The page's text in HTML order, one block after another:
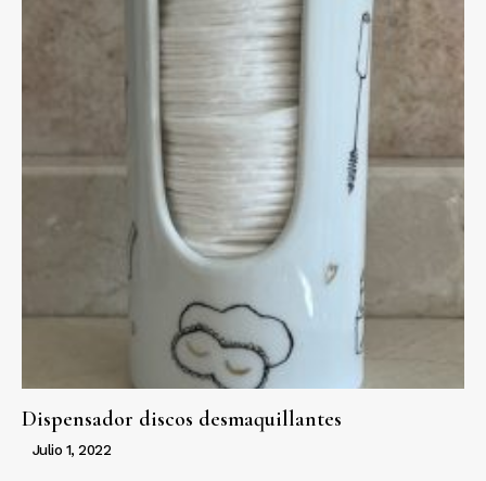
Dispensador discos desmaquillantes
Julio 1, 2022